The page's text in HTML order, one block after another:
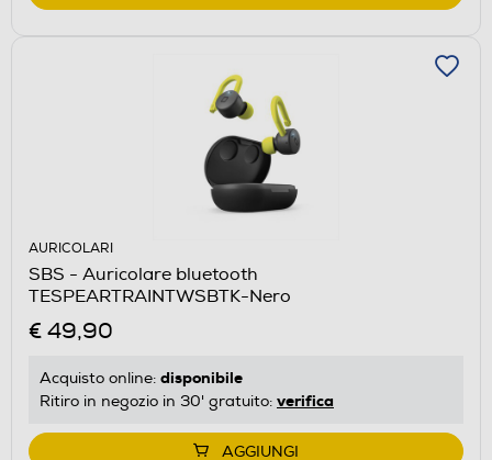
AURICOLARI
SBS - Auricolare bluetooth
TESPEARTRAINTWSBTK-Nero
€ 49,90
Acquisto online: disponibile
Ritiro in negozio in 30' gratuito: verifica
AGGIUNGI